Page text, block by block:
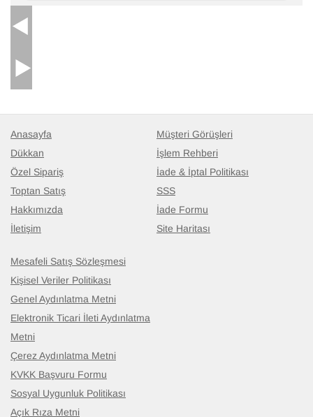
Anasayfa
Dükkan
Özel Sipariş
Toptan Satış
Hakkımızda
İletişim
Müşteri Görüşleri
İşlem Rehberi
İade & İptal Politikası
SSS
İade Formu
Site Haritası
Mesafeli Satış Sözleşmesi
Kişisel Veriler Politikası
Genel Aydınlatma Metni
Elektronik Ticari İleti Aydınlatma
Metni
Çerez Aydınlatma Metni
KVKK Başvuru Formu
Sosyal Uygunluk Politikası
Açık Rıza Metni